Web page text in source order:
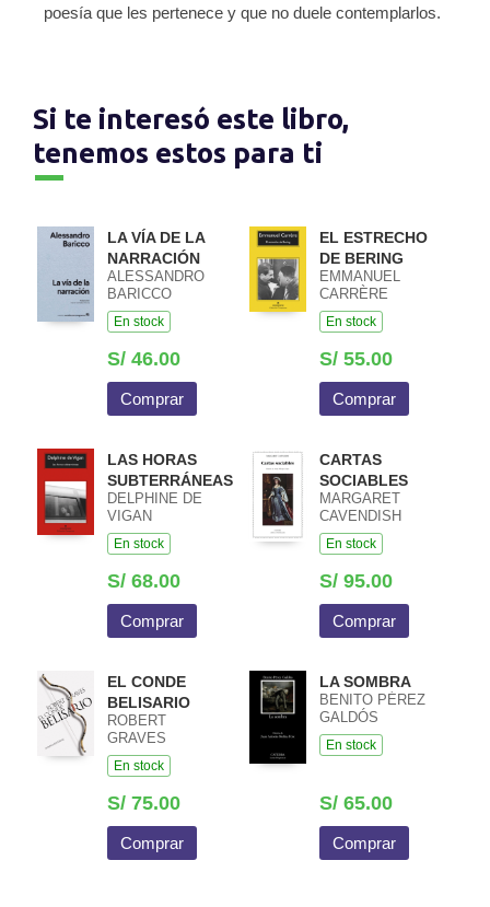
poesía que les pertenece y que no duele contemplarlos.
Si te interesó este libro,
tenemos estos para ti
LA VÍA DE LA
NARRACIÓN
ALESSANDRO
BARICCO
En stock
S/ 46.00
Comprar
EL ESTRECHO
DE BERING
EMMANUEL
CARRÈRE
En stock
S/ 55.00
Comprar
LAS HORAS
SUBTERRÁNEAS
DELPHINE DE
VIGAN
En stock
S/ 68.00
Comprar
CARTAS
SOCIABLES
MARGARET
CAVENDISH
En stock
S/ 95.00
Comprar
EL CONDE
BELISARIO
ROBERT
GRAVES
En stock
S/ 75.00
Comprar
LA SOMBRA
BENITO PÉREZ
GALDÓS
En stock
S/ 65.00
Comprar